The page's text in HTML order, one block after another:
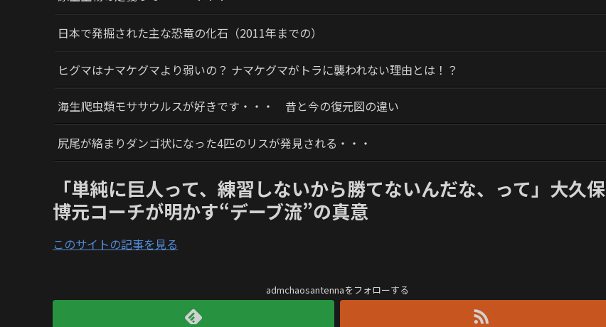
日本で発掘された主な恐竜の化石（2011年までの）
ヒグマはナマケグマより弱いの？ ナマケグマがトラに襲われない理由とは！？
海生爬虫類モササウルスが好きです・・・ 昔と今の復元図の違い
尻尾が絡まりダンゴ状になった4匹のリスが発見される・・・
「単純に巨人って、練習しないから勝てないんだな、って」大久保
博元コーチが明かす“デーブ流”の真意
このサイトの記事を見る
admchaosantennaをフォローする